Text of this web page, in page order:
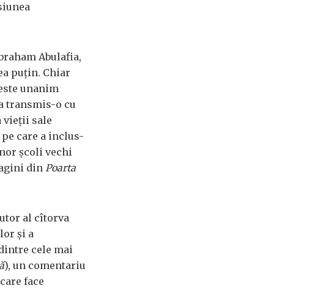
Abulafia,
puțin. Chiar
unanim
transmis-o cu
vieții sale
care a inclus-
școli vechi
din Poarta
al cîtorva
și a
cele mai
), un comentariu
face